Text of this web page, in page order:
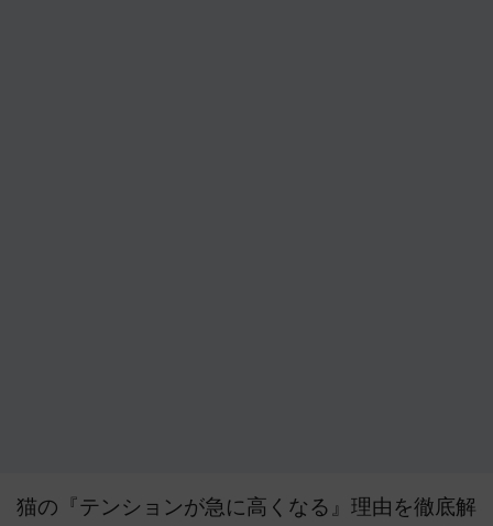
猫の『テンションが急に高くなる』理由を徹底解